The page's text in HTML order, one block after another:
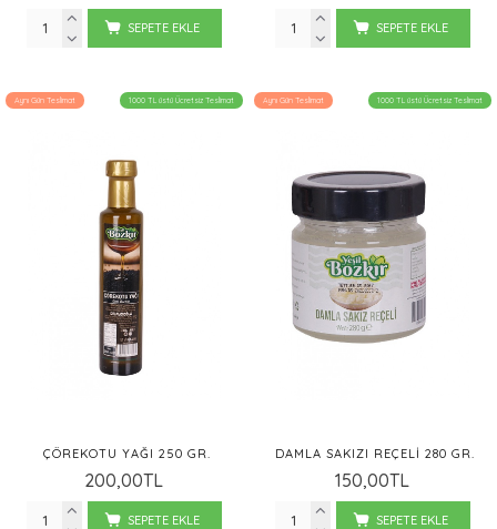
SEPETE EKLE SEPETE EKLE
Aynı Gün Teslimat 1000 TL üstü Ücretsiz Teslimat
ÇÖREKOTU YAĞI 250 GR.
200,00TL
SEPETE EKLE
Aynı Gün Teslimat 1000 TL üstü Ücretsiz Teslimat
DAMLA SAKIZI REÇELI 280 GR.
150,00TL
SEPETE EKLE